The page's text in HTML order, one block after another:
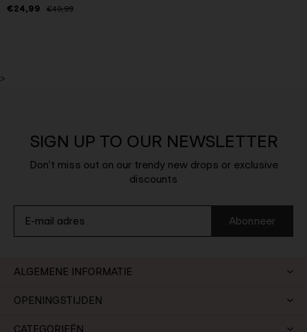
€24,99
€49,99
>
SIGN UP TO OUR NEWSLETTER
Don't miss out on our trendy new drops or exclusive
discounts
Abonneer
ALGEMENE INFORMATIE
OPENINGSTIJDEN
CATEGORIEËN